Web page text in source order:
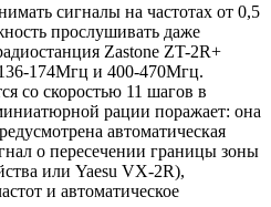
сигналы на частотах от 0,5
прослушивать даже
Zastone ZT-2R+
136-174Мгц и 400-470Мгц.
со скоростью 11 шагов в
рации поражает: она
автоматическая
о пересечении границы зоны
или Yaesu VX-2R),
и автоматическое